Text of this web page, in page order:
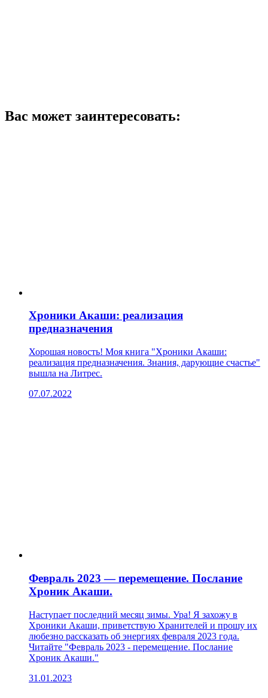
Вас может заинтересовать:
Хроники Акаши: реализация
предназначения
Хорошая новость! Моя книга "Хроники Акаши:
реализация предназначения. Знания, дарующие счастье"
вышла на Литрес.
07.07.2022
Февраль 2023 — перемещение. Послание
Хроник Акаши.
Наступает последний месяц зимы. Ура! Я захожу в
Хроники Акаши, приветствую Хранителей и прошу их
любезно рассказать об энергиях февраля 2023 года.
Читайте "Февраль 2023 - перемещение. Послание
Хроник Акаши."
31.01.2023